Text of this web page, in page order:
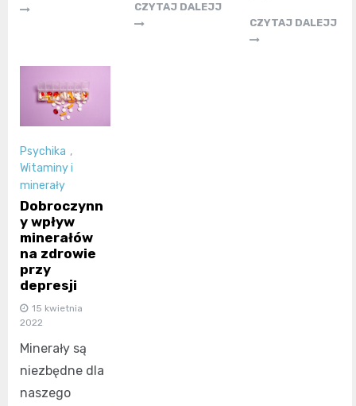
CZYTAJ DALEJJ
CZYTAJ DALEJJ
Psychika ,
Witaminy i
minerały
Dobroczynn
y wpływ
minerałów
na zdrowie
przy
depresji
15 kwietnia
2022
Minerały są
niezbędne dla
naszego